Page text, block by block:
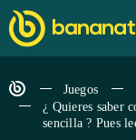
Juegos
¿ Quieres saber
sencilla ? Pues